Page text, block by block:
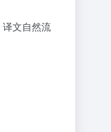
文自然流